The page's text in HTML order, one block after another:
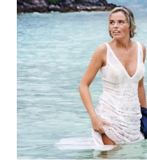
Á
F
O
I
M
Á